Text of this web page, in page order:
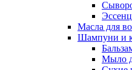
Масла для
Шампуни и
Мыло